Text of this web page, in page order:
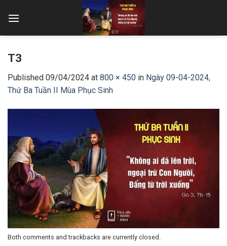
T3
Published 09/04/2024 at 800 × 450 in Ngày 09-04-2024,
Thứ Ba Tuần II Mùa Phục Sinh
Both comments and trackbacks are currently closed.